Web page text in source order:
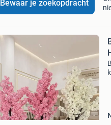
Bewaar je zoekopdracht